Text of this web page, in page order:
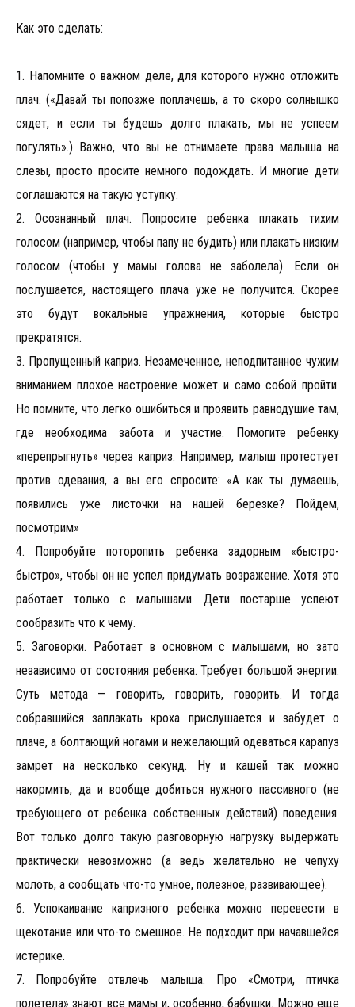
Как это сделать:
1. Напомните о важном деле, для которого нужно отложить
плач. («Давай ты попозже поплачешь, а то скоро солнышко
сядет, и если ты будешь долго плакать, мы не успеем
погулять».) Важно, что вы не отнимаете права малыша на
слезы, просто просите немного подождать. И многие дети
соглашаются на такую уступку.
2. Осознанный плач. Попросите ребенка плакать тихим
голосом (например, чтобы папу не будить) или плакать низким
голосом (чтобы у мамы голова не заболела). Если он
послушается, настоящего плача уже не получится. Скорее
это будут вокальные упражнения, которые быстро
прекратятся.
3. Пропущенный каприз. Незамеченное, неподпитанное чужим
вниманием плохое настроение может и само собой пройти.
Но помните, что легко ошибиться и проявить равнодушие там,
где необходима забота и участие. Помогите ребенку
«перепрыгнуть» через каприз. Например, малыш протестует
против одевания, а вы его спросите: «А как ты думаешь,
появились уже листочки на нашей березке? Пойдем,
посмотрим»
4. Попробуйте поторопить ребенка задорным «быстро-
быстро», чтобы он не успел придумать возражение. Хотя это
работает только с малышами. Дети постарше успеют
сообразить что к чему.
5. 3аговорки. Работает в основном с малышами, но зато
независимо от состояния ребенка. Требует большой энергии.
Суть метода — говорить, говорить, говорить. И тогда
собравшийся заплакать кроха прислушается и забудет о
плаче, а болтающий ногами и нежелающий одеваться карапуз
замрет на несколько секунд. Ну и кашей так можно
накормить, да и вообще добиться нужного пассивного (не
требующего от ребенка собственных действий) поведения.
Вот только долго такую разговорную нагрузку выдержать
практически невозможно (а ведь желательно не чепуху
молоть, а сообщать что-то умное, полезное, развивающее).
6. Успокаивание капризного ребенка можно перевести в
щекотание или что-то смешное. Не подходит при начавшейся
истерике.
7. Попробуйте отвлечь малыша. Про «Смотри, птичка
полетела» знают все мамы и, особенно, бабушки. Можно еще